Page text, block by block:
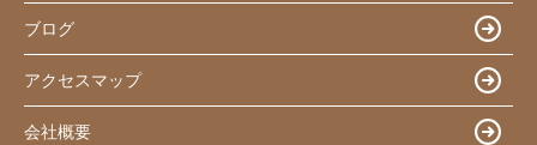
ブログ
アクセスマップ
会社概要